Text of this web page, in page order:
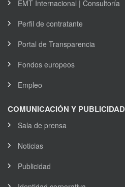
EMT Internacional | Consultoría
Perfil de contratante
Portal de Transparencia
Fondos europeos
Empleo
COMUNICACIÓN Y PUBLICIDAD
Sala de prensa
Noticias
Publicidad